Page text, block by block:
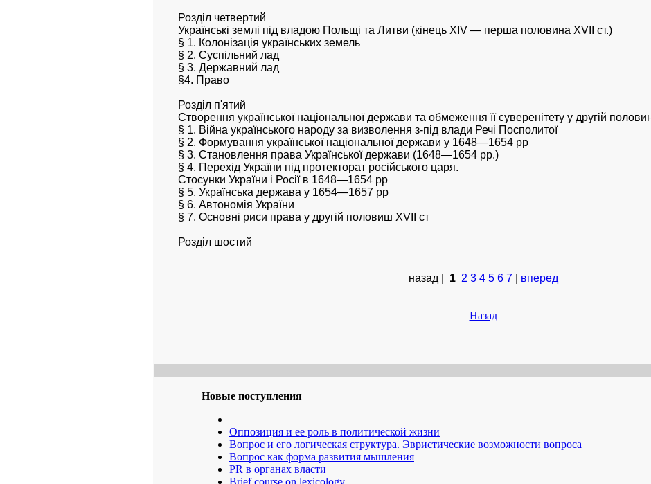
Розділ четвертий
Українські землі під владою Польщі та Литви (кінець XIV — перша половина XVII ст.)
§ 1. Колонізація українських земель
§ 2. Суспільний лад
§ 3. Державний лад
§4. Право
Розділ п'ятий
Створення української національної держави та обмеження її суверенітету у другій
§ 1. Війна українського народу за визволення з-під влади Речі Посполитої
§ 2. Формування української національної держави у 1648—1654 рр
§ 3. Становлення права Української держави (1648—1654 рр.)
§ 4. Перехід України під протекторат російського царя.
Стосунки України і Росії в 1648—1654 рр
§ 5. Українська держава у 1654—1657 рр
§ 6. Автономія України
§ 7. Основні риси права у другій половиш XVII ст
Розділ шостий
назад | 1 234567| вперед
Назад
Новые поступления
Оппозиция и ее роль в политической жизни
Boпpoc и eгo лoгичecкaя cтpyктуpa. Эвpиcтичecкиe вoзмoжнocти вoпpoca
Boпpoc кaк фopмa paзвития мышлeния
PR в органах власти
Brief course on lexicology